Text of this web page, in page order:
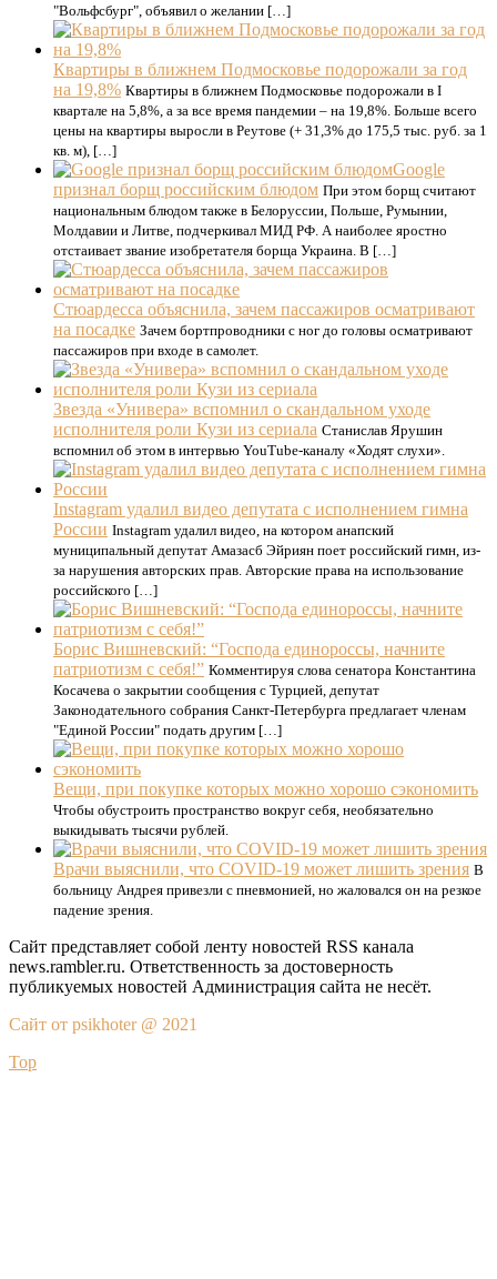
"Вольфсбург", объявил о желании […]
Квартиры в ближнем Подмосковье подорожали за год
на 19,8% Квартиры в ближнем Подмосковье подорожали в I
квартале на 5,8%, а за все время пандемии – на 19,8%. Больше всего
цены на квартиры выросли в Реутове (+ 31,3% до 175,5 тыс. руб. за 1
кв. м), […]
Google
признал борщ российским блюдом При этом борщ считают
национальным блюдом также в Белоруссии, Польше, Румынии,
Молдавии и Литве, подчеркивал МИД РФ. А наиболее яростно
отстаивает звание изобретателя борща Украина. В […]
Стюардесса объяснила, зачем пассажиров осматривают
на посадке Зачем бортпроводники с ног до головы осматривают
пассажиров при входе в самолет.
Звезда «Универа» вспомнил о скандальном уходе
исполнителя роли Кузи из сериала Станислав Ярушин
вспомнил об этом в интервью YouTube-каналу «Ходят слухи».
Instagram удалил видео депутата с исполнением гимна
России Instagram удалил видео, на котором анапский
муниципальный депутат Амазасб Эйриян поет российский гимн, из-
за нарушения авторских прав. Авторские права на использование
российского […]
Борис Вишневский: “Господа единороссы, начните
патриотизм с себя!” Комментируя слова сенатора Константина
Косачева о закрытии сообщения с Турцией, депутат
Законодательного собрания Санкт-Петербурга предлагает членам
"Единой России" подать другим […]
Вещи, при покупке которых можно хорошо сэкономить
Чтобы обустроить пространство вокруг себя, необязательно
выкидывать тысячи рублей.
Врачи выяснили, что COVID-19 может лишить зрения В
больницу Андрея привезли с пневмонией, но жаловался он на резкое
падение зрения.
Сайт представляет собой ленту новостей RSS канала
news.rambler.ru. Ответственность за достоверность
публикуемых новостей Администрация сайта не несёт.
Сайт от psikhoter @ 2021
Top